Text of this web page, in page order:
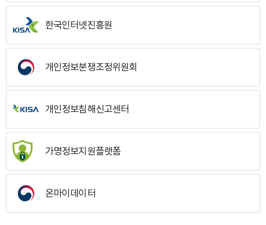
한국인터넷진흥원
개인정보분쟁조정위원회
개인정보침해신고센터
가명정보지원플랫폼
온마이데이터